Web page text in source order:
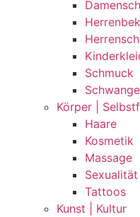
Schmuck
Körper |
Haare
Kosmetik
Massage
Sexualität
Tattoos
Kunst | Kultur